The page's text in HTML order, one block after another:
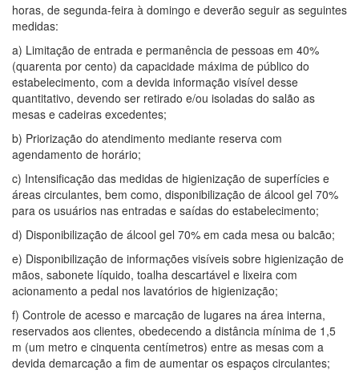
horas, de segunda-feira à domingo e deverão seguir as seguintes
medidas:
a) Limitação de entrada e permanência de pessoas em 40%
(quarenta por cento) da capacidade máxima de público do
estabelecimento, com a devida informação visível desse
quantitativo, devendo ser retirado e/ou isoladas do salão as
mesas e cadeiras excedentes;
b) Priorização do atendimento mediante reserva com
agendamento de horário;
c) Intensificação das medidas de higienização de superfícies e
áreas circulantes, bem como, disponibilização de álcool gel 70%
para os usuários nas entradas e saídas do estabelecimento;
d) Disponibilização de álcool gel 70% em cada mesa ou balcão;
e) Disponibilização de informações visíveis sobre higienização de
mãos, sabonete líquido, toalha descartável e lixeira com
acionamento a pedal nos lavatórios de higienização;
f) Controle de acesso e marcação de lugares na área interna,
reservados aos clientes, obedecendo a distância mínima de 1,5
m (um metro e cinquenta centímetros) entre as mesas com a
devida demarcação a fim de aumentar os espaços circulantes;